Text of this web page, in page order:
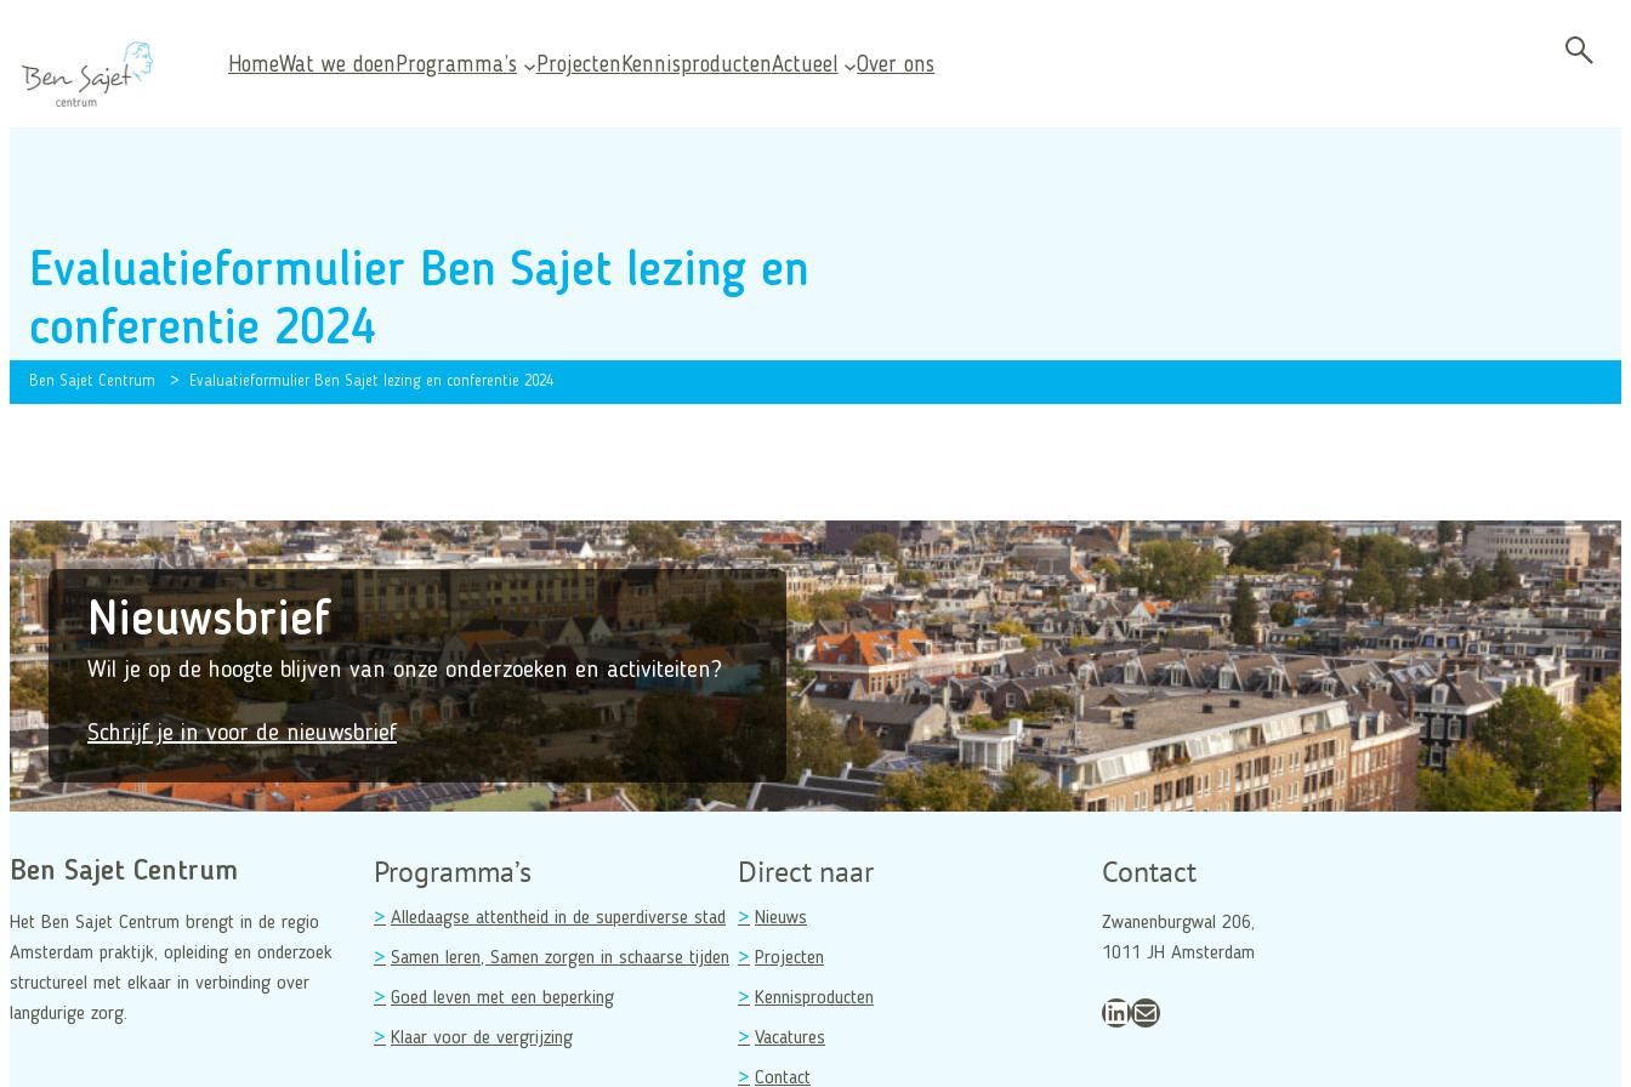
naar
de
HomeWat we doenProgramma’s Projecten KennisproductenActueel Over ons
Evaluatieformulier Ben Sajet lezing en
conferentie 2024
Ben Sajet Centrum > Evaluatieformulier Ben Sajet lezing en conferentie 2024
Nieuwsbrief
Wil je op de hoogte blijven van onze onderzoeken en activiteiten?
Schrijf je in voor de nieuwsbrief
Ben Sajet Centrum
Het Ben Sajet Centrum brengt in de regio
Amsterdam praktijk, opleiding en onderzoek
structureel met elkaar in verbinding over
langdurige zorg.
Programma’s
Alledaagse attentheid in de superdiverse stad
Samen leren, Samen zorgen in schaarse tijden
Goed leven met een beperking
Klaar voor de vergrijzing
Direct naar
Nieuws
Projecten
Kennisproducten
Vacatures
Contact
Contact
Zwanenburgwal 206,
1011 JH Amsterdam
LinkedIn E-mail
Wat we doen
Over ons
Zoeken
Veelgezochte pagina’s